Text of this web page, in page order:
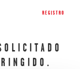
REGISTRO